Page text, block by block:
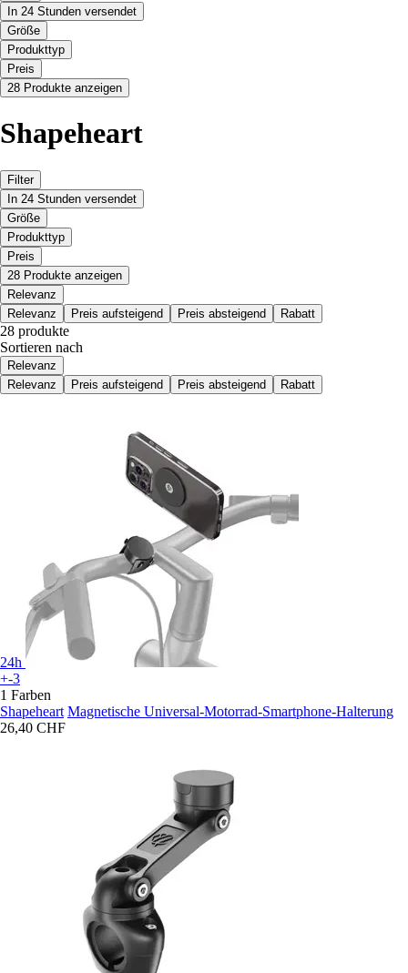
In 24 Stunden versendet
Größe
Produkttyp
Preis
28 Produkte anzeigen
Shapeheart
Filter
In 24 Stunden versendet
Größe
Produkttyp
Preis
28 Produkte anzeigen
Relevanz
Relevanz
Preis aufsteigend Preis absteigend Rabatt
28 produkte
Sortieren nach
Relevanz
Relevanz
Preis aufsteigend Preis absteigend Rabatt
24h
+-3
1 Farben
Shapeheart Magnetische Universal-Motorrad-Smartphone-Halterung
26,40 CHF